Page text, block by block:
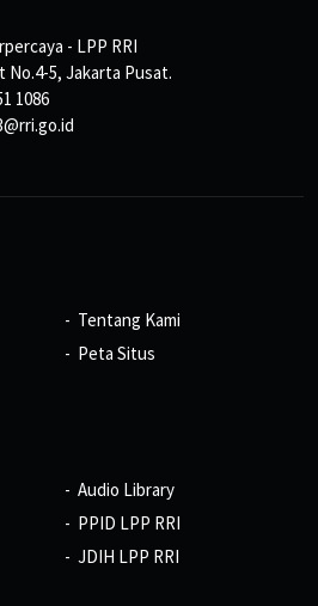
- LPP RRI
No.4-5, Jakarta Pusat.
1086
Tentang Kami
Peta Situs
Audio Library
PPID LPP RRI
JDIH LPP RRI